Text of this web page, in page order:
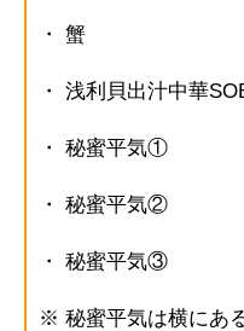
・
・ 浅利貝出汁中
・ 秘蜜
・ 秘蜜
・ 秘蜜
※ 秘蜜平気は横にあ